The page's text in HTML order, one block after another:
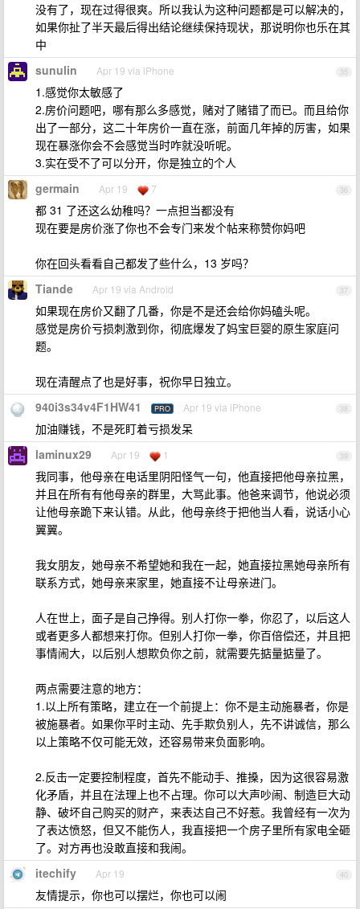
没有了，现在过得很爽。所以我认为这种问题都是可以解决的，
如果你扯了半天最后得出结论继续保持现状，那说明你也乐在其
中
35
sunulin Apr 19 via iPhone
1.感觉你太敏感了
2.房价问题吧，哪有那么多感觉，赌对了赌错了而已。而且给你
出了一部分，这二十年房价一直在涨，前面几年掉的厉害，如果
现在暴涨你会不会感觉当时咋就没听呢。
3.实在受不了可以分开，你是独立的个人
36
germain Apr 19 7
都 31 了还这么幼稚吗？一点担当都没有
现在要是房价涨了你也不会专门来发个帖来称赞你妈吧
你在回头看看自己都发了些什么，13 岁吗？
37
Tiande Apr 19 via Android
如果现在房价又翻了几番，你是不是还会给你妈磕头呢。
感觉是房价亏损刺激到你，彻底爆发了妈宝巨婴的原生家庭问
题。
现在清醒点了也是好事，祝你早日独立。
38
940i3s34v4F1HW41 PRO Apr 19 via iPhone
加油赚钱，不是死盯着亏损发呆
39
laminux29 Apr 19 1
我同事，他母亲在电话里阴阳怪气一句，他直接把他母亲拉黑，
并且在所有有他母亲的群里，大骂此事。他爸来调节，他说必须
让他母亲跪下来认错。从此，他母亲终于把他当人看，说话小心
翼翼。
我女朋友，她母亲不希望她和我在一起，她直接拉黑她母亲所有
联系方式，她母亲来家里，她直接不让母亲进门。
人在世上，面子是自己挣得。别人打你一拳，你忍了，以后这人
或者更多人都想来打你。但别人打你一拳，你百倍偿还，并且把
事情闹大，以后别人想欺负你之前，就需要先掂量掂量了。
两点需要注意的地方：
1.以上所有策略，建立在一个前提上：你不是主动施暴者，你是
被施暴者。如果你平时主动、先手欺负别人，先不讲诚信，那么
以上策略不仅可能无效，还容易带来负面影响。
2.反击一定要控制程度，首先不能动手、推搡，因为这很容易激
化矛盾，并且在法理上也不占理。你可以大声吵闹、制造巨大动
静、破坏自己购买的财产，来表达自己不好惹。我曾经有一次为
了表达愤怒，但又不能伤人，我直接把一个房子里所有家电全砸
了。对方再也没敢直接和我闹。
40
itechify Apr 19
友情提示，你也可以摆烂，你也可以闹